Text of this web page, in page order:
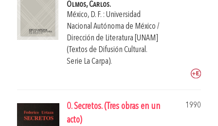
Olmos, Carlos.
México, D. F. : Universidad
Nacional Autónoma de México /
Dirección de Literatura [UNAM]
(Textos de Difusión Cultural.
Serie La Carpa).
0. Secretos. (Tres obras en un
acto)
1990